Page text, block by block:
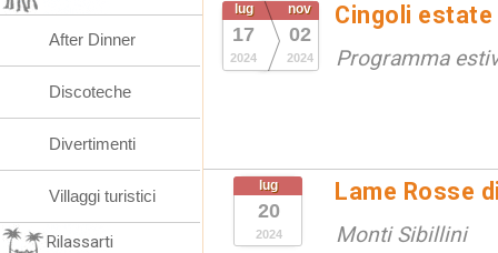
lug
17
2024
nov
02
2024
Cingoli estate
Programma
lug
20
2024
Lame Rosse
Monti Sibillini
After Dinner
Discoteche
Divertimenti
Villaggi turistici
Rilassarti